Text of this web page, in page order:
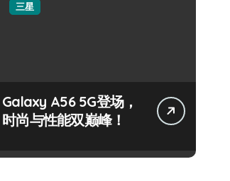
三星
Galaxy A56 5G登场，
时尚与性能双巅峰！